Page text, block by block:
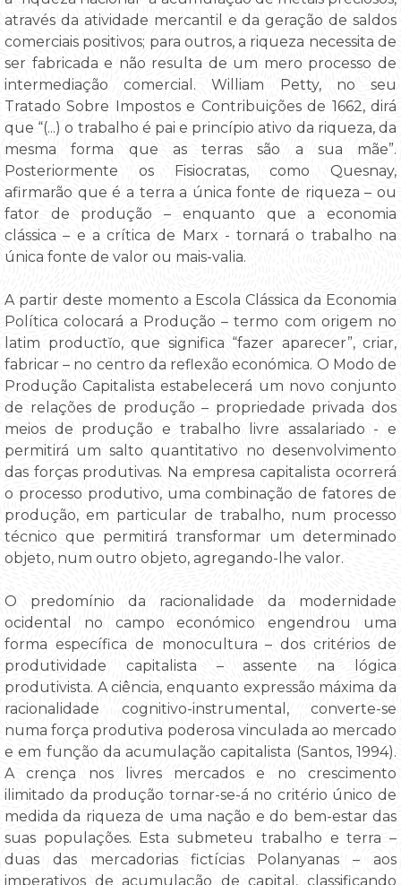
através da atividade mercantil e da geração de saldos
comerciais positivos; para outros, a riqueza necessita de
ser fabricada e não resulta de um mero processo de
intermediação comercial. William Petty, no seu
Tratado Sobre Impostos e Contribuições de 1662, dirá
que “(...) o trabalho é pai e princípio ativo da riqueza, da
mesma forma que as terras são a sua mãe”.
Posteriormente os Fisiocratas, como Quesnay,
afirmarão que é a terra a única fonte de riqueza – ou
fator de produção – enquanto que a economia
clássica – e a crítica de Marx - tornará o trabalho na
única fonte de valor ou mais-valia.
A partir deste momento a Escola Clássica da Economia
Política colocará a Produção – termo com origem no
latim productĭo, que significa “fazer aparecer”, criar,
fabricar – no centro da reflexão económica. O Modo de
Produção Capitalista estabelecerá um novo conjunto
de relações de produção – propriedade privada dos
meios de produção e trabalho livre assalariado - e
permitirá um salto quantitativo no desenvolvimento
das forças produtivas. Na empresa capitalista ocorrerá
o processo produtivo, uma combinação de fatores de
produção, em particular de trabalho, num processo
técnico que permitirá transformar um determinado
objeto, num outro objeto, agregando-lhe valor.
O predomínio da racionalidade da modernidade
ocidental no campo económico engendrou uma
forma específica de monocultura – dos critérios de
produtividade capitalista – assente na lógica
produtivista. A ciência, enquanto expressão máxima da
racionalidade cognitivo-instrumental, converte-se
numa força produtiva poderosa vinculada ao mercado
e em função da acumulação capitalista (Santos, 1994).
A crença nos livres mercados e no crescimento
ilimitado da produção tornar-se-á no critério único de
medida da riqueza de uma nação e do bem-estar das
suas populações. Esta submeteu trabalho e terra –
duas das mercadorias fictícias Polanyanas – aos
imperativos de acumulação de capital, classificando